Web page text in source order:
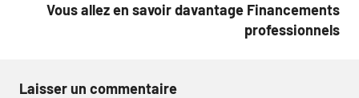
Vous allez en savoir davantage Financements
professionnels
Laisser un commentaire